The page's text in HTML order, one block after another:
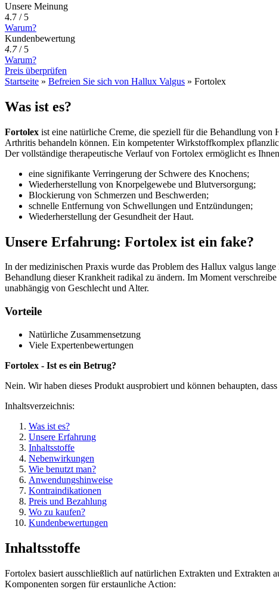
Unsere Meinung
4.7 / 5
Warum?
Kundenbewertung
4.7/ 5
Warum?
Preis überprüfen
Startseite » Befreien Sie sich von Hallux Valgus » Fortolex
Was ist es?
Fortolex ist eine natürliche Creme, die speziell für die Behandlung
Arthritis behandeln können. Ein kompetenter Wirkstoffkomplex
Der vollständige therapeutische Verlauf von Fortolex ermöglicht es
eine signifikante Verringerung der Schwere des Knochens;
Wiederherstellung von Knorpelgewebe und Blutversorgung;
Blockierung von Schmerzen und Beschwerden;
schnelle Entfernung von Schwellungen und Entzündungen;
Wiederherstellung der Gesundheit der Haut.
Unsere Erfahrung: Fortolex ist ein fake?
In der medizinischen Praxis wurde das Problem des Hallux valgus
Behandlung dieser Krankheit radikal zu ändern. Im Moment
unabhängig von Geschlecht und Alter.
Vorteile
Natürliche Zusammensetzung
Viele Expertenbewertungen
Fortolex - Ist es ein Betrug?
Nein. Wir haben dieses Produkt ausprobiert und können behaupten,
Inhaltsverzeichnis:
Was ist es?
Unsere Erfahrung
Inhaltsstoffe
Nebenwirkungen
Wie benutzt man?
Anwendungshinweise
Kontraindikationen
Preis und Bezahlung
Wo zu kaufen?
Kundenbewertungen
Inhaltsstoffe
Fortolex basiert ausschließlich auf natürlichen Extrakten und Extrakten
Komponenten sorgen für erstaunliche Action: